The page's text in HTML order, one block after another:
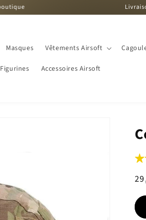
Livraison offerte dès
Masques Vêtements Airsoft
Figurines Accessoires Airsoft